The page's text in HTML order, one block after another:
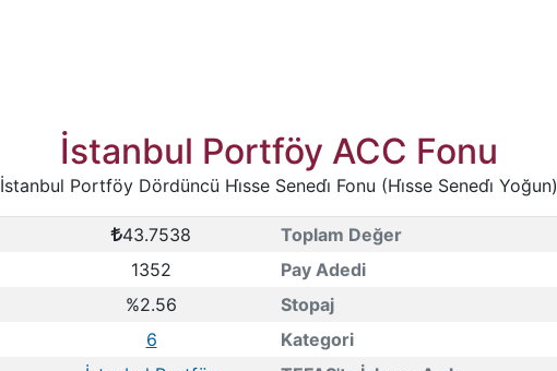
İstanbul Portföy ACC Fonu
İstanbul Portföy Dördüncü Hi̇sse Senedi̇ Fonu (Hi̇sse Senedi̇ Yoğun)
43.7538 Toplam Değer
1352 Pay Adedi
%2.56 Stopaj
6 Kategori